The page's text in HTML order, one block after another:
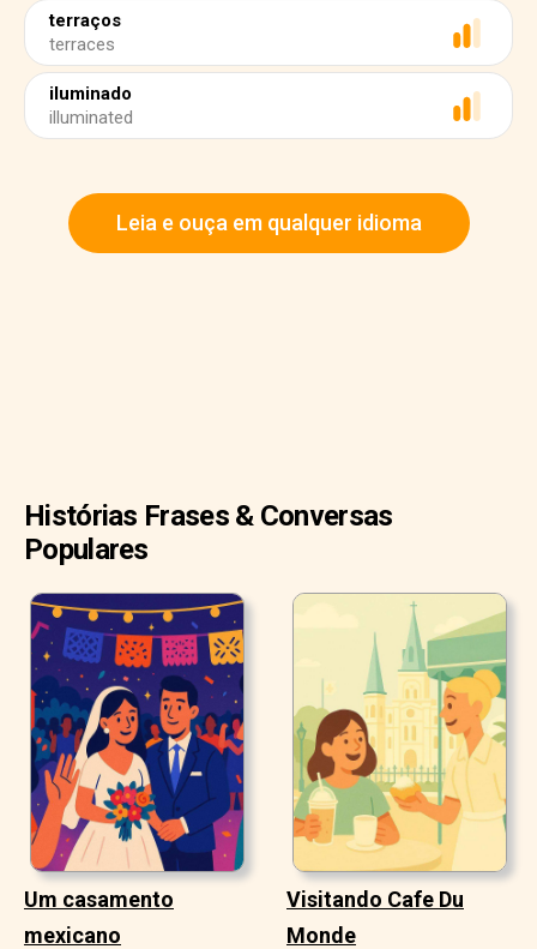
terraços
terraces
iluminado
illuminated
Leia e ouça em qualquer idioma
Histórias Frases & Conversas
Populares
Um casamento
mexicano
Visitando Cafe Du
Monde